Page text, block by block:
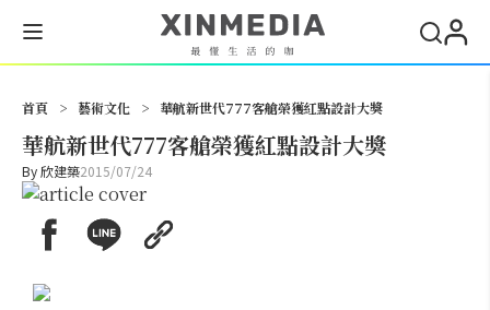
首頁 > 藝術文化 > 華航新世代777客艙榮獲紅點設計大獎
華航新世代777客艙榮獲紅點設計大獎
By欣建築2015/07/24